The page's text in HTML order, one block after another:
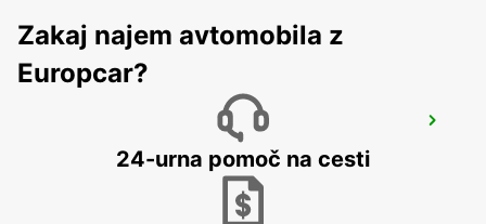
ZURICH KLOTEN AIRPORT
ZURICH - SWITZERLAND
Zakaj najem avtomobila z
Europcar?
24-urna pomoč na cesti